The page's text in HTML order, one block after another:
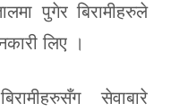
पुगेर बिरामीहरुले
लिए ।
सेवाबारे